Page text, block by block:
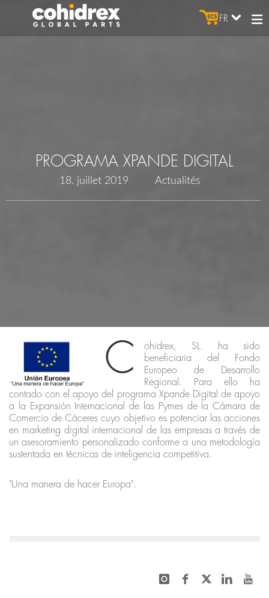
FR
PROGRAMA XPANDE DIGITAL
18. juillet 2019 Actualités
C
ohidrex, SL. ha sido
beneficiaria del Fondo
Europeo de Desarrollo
Regional. Para ello ha
contado con el apoyo del programa Xpande Digital de apoyo
a la Expansión Internacional de las Pymes de la Cámara de
Comercio de Cáceres cuyo objetivo es potenciar las acciones
en marketing digital internacional de las empresas a través de
un asesoramiento personalizado conforme a una metodología
sustentada en técnicas de inteligencia competitiva.
"Una manera de hacer Europa".